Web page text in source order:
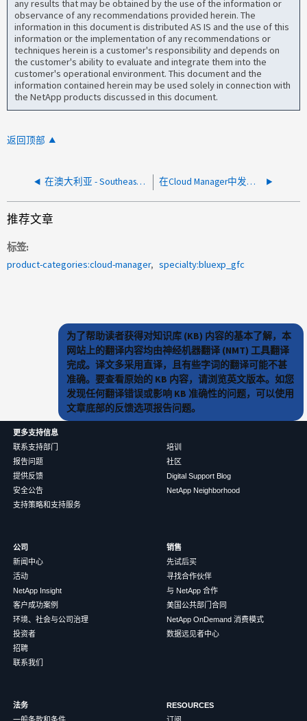
any results that may be obtained by the use of the information or
observance of any recommendations provided herein. The
information in this document is distributed AS IS and the use of this
information or the implementation of any recommendations or
techniques herein is a customer's responsibility and depends on
the customer's ability to evaluate and integrate them into the
customer's operational environment. This document and the
information contained herein may be used solely in connection with
the NetApp products discussed in this document.
返回顶部
在澳大利亚 - Southeast1-A 地区未显示 GCP 工作环境 在Cloud Manager中发现StorageGRID时网关超时
推荐文章
标签
product-categories:cloud-manager
specialty:bluexp_gfc
为了帮助读者获得对知识库 (KB) 内容的基本了解，本
网站上的翻译内容均由神经机器翻译 (NMT) 工具翻译
完成。译文多采用直译，且有些字词的翻译可能不甚
准确。要查看原始的 KB 内容，请浏览英文版本。如您
发现任何翻译错误或影响 KB 准确性的问题，可以使用
文章底部的反馈选项报告问题。
更多支持信息
联系支持部门
报告问题
提供反馈
安全公告
支持策略和支持服务
培训
社区
Digital Support Blog
NetApp Neighborhood
公司
新闻中心
活动
NetApp Insight
客户成功案例
环境、社会与公司治理
投资者
招聘
联系我们
销售
先试后买
寻找合作伙伴
与 NetApp 合作
美国公共部门合同
NetApp OnDemand 消费模式
数据远见者中心
法务
RESOURCES